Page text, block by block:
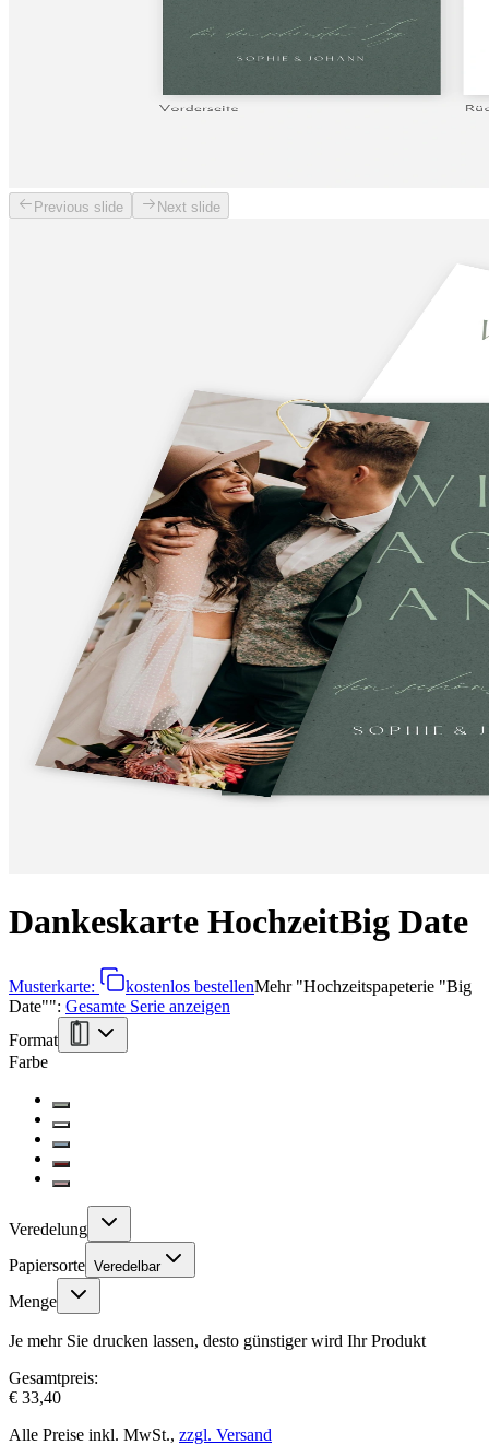
Previous slide Next slide
Dankeskarte HochzeitBig Date
Musterkarte: kostenlos bestellenMehr"Hochzeitspapeterie "Big
Date"": Gesamte Serie anzeigen
Format
Farbe
Veredelung
Papiersorte Veredelbar
Menge
Je mehr Sie drucken lassen, desto günstiger wird Ihr Produkt
Gesamtpreis:
€ 33,40
Alle Preise inkl. MwSt., zzgl. Versand